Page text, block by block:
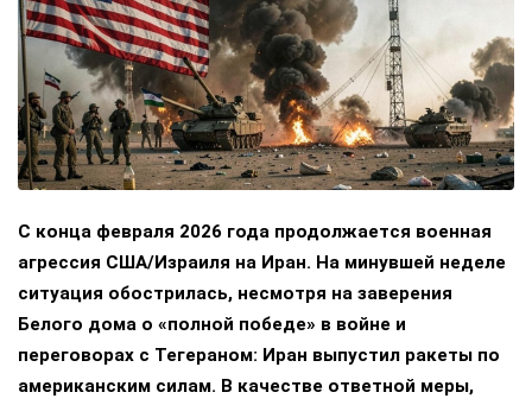
С конца февраля 2026 года продолжается военная
агрессия США/Израиля на Иран. На минувшей неделе
ситуация обострилась, несмотря на заверения
Белого дома о «полной победе» в войне и
переговорах с Тегераном: Иран выпустил ракеты по
американским силам. В качестве ответной меры,